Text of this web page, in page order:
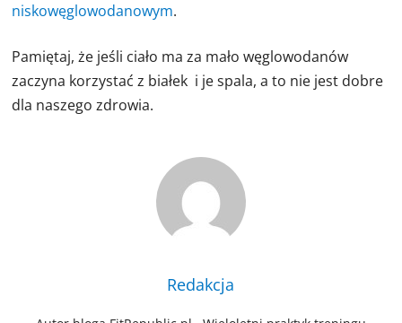
niskowęglowodanowym.
Pamiętaj, że jeśli ciało ma za mało węglowodanów
zaczyna korzystać z białek i je spala, a to nie jest dobre
dla naszego zdrowia.
Redakcja